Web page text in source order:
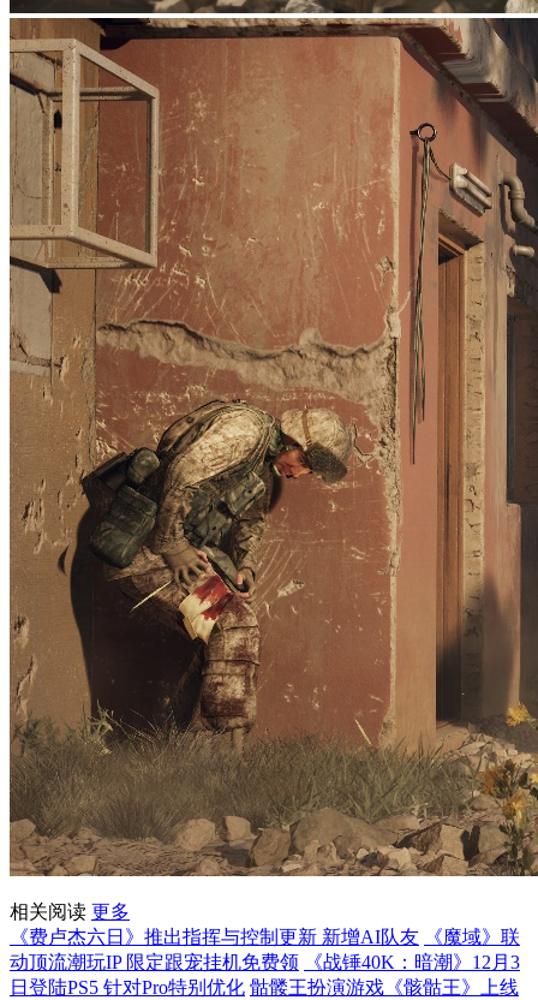
相关阅读 更多
《费卢杰六日》推出指挥与控制更新 新增AI队友
《魔域》联
动顶流潮玩IP 限定跟宠挂机免费领
《战锤40K：暗潮》12月3
日登陆PS5 针对Pro特别优化 骷髅王扮演游戏《骸骷王》上线